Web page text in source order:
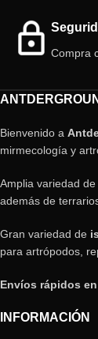
Compra
Bienvenido a
mirmecología y
Amplia variedad
además de
Gran variedad de
para artrópodos,
Envíos rápidos
INFORMACIÓN